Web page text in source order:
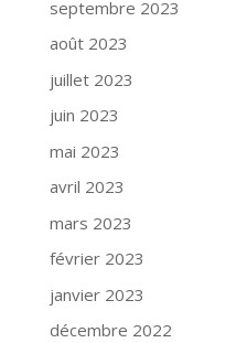
septembre 2023
août 2023
juillet 2023
juin 2023
mai 2023
avril 2023
mars 2023
février 2023
janvier 2023
décembre 2022